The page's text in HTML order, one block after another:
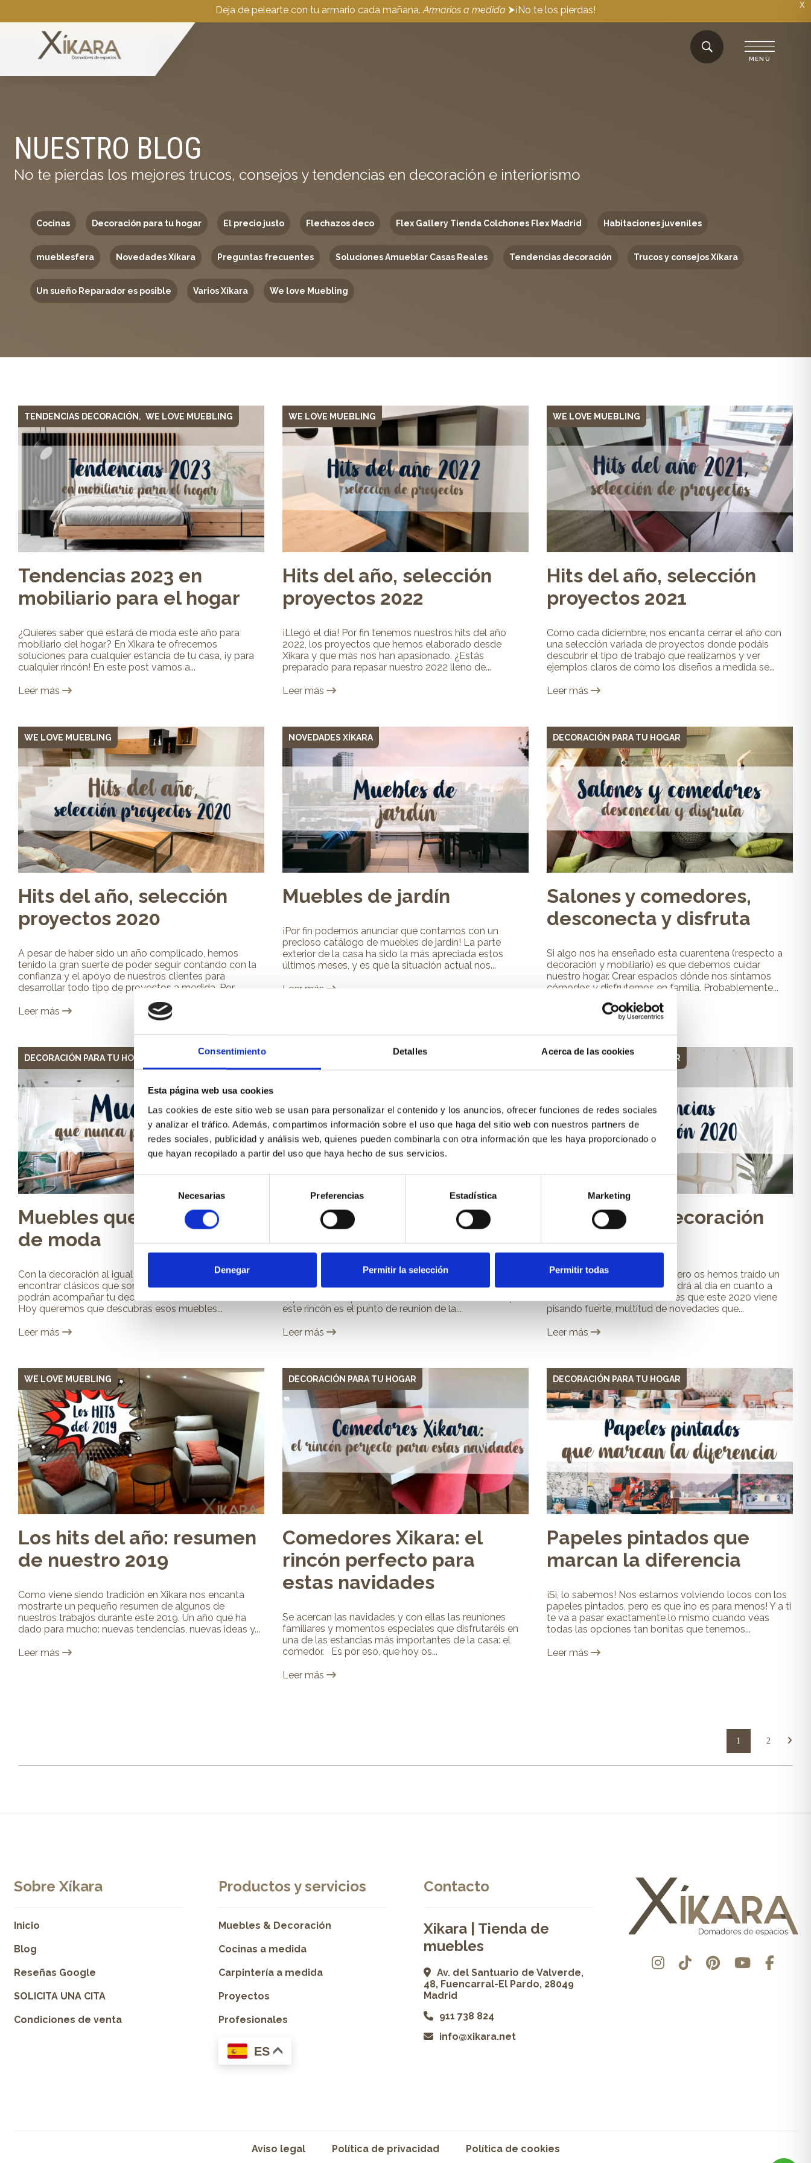
Consentimiento Detalles Acerca de las cookies
Esta página web usa cookies
Las cookies de este sitio web se usan para personalizar el contenido y los anuncios, ofrecer funciones de redes sociales
y analizar el tráfico. Además, compartimos información sobre el uso que haga del sitio web con nuestros partners de
redes sociales, publicidad y análisis web, quienes pueden combinarla con otra información que les haya proporcionado o
que hayan recopilado a partir del uso que haya hecho de sus servicios.
Selección
de
consentimiento
Necesarias Preferencias Estadística Marketing
Denegar Permitir la selección Permitir todas
X
Deja de pelearte con tu armario cada mañana. Armarios a medida ⮞¡No te los pierdas!
NUESTRO BLOG
No te pierdas los mejores trucos, consejos y tendencias en decoración e interiorismo
Cocinas Decoración para tu hogar El precio justo Flechazos deco Flex Gallery Tienda Colchones Flex Madrid Habitaciones juveniles
mueblesfera Novedades Xíkara Preguntas frecuentes Soluciones Amueblar Casas Reales Tendencias decoración Trucos y consejos Xíkara
Un sueño Reparador es posible Varios Xíkara We love Muebling
TENDENCIAS DECORACIÓN , WE LOVE MUEBLING
Tendencias 2023 en
mobiliario para el hogar
¿Quieres saber qué estará de moda este año para
mobiliario del hogar? En Xikara te ofrecemos
soluciones para cualquier estancia de tu casa, ¡y para
cualquier rincón! En este post vamos a...
Leer más
WE LOVE MUEBLING
Hits del año, selección
proyectos 2022
¡Llegó el día! Por fin tenemos nuestros hits del año
2022, los proyectos que hemos elaborado desde
Xikara y que más nos han apasionado. ¿Estás
preparado para repasar nuestro 2022 lleno de...
Leer más
WE LOVE MUEBLING
Hits del año, selección
proyectos 2021
Como cada diciembre, nos encanta cerrar el año con
una selección variada de proyectos donde podáis
descubrir el tipo de trabajo que realizamos y ver
ejemplos claros de como los diseños a medida se...
Leer más
WE LOVE MUEBLING
Hits del año, selección
proyectos 2020
A pesar de haber sido un año complicado, hemos
tenido la gran suerte de poder seguir contando con la
confianza y el apoyo de nuestros clientes para
desarrollar todo tipo de proyectos a medida. Por...
Leer más
NOVEDADES XÍKARA
Muebles de jardín
¡Por fin podemos anunciar que contamos con un
precioso catálogo de muebles de jardín! La parte
exterior de la casa ha sido la más apreciada estos
últimos meses, y es que la situación actual nos...
Leer más
DECORACIÓN PARA TU HOGAR
Salones y comedores,
desconecta y disfruta
Si algo nos ha enseñado esta cuarentena (respecto a
decoración y mobiliario) es que debemos cuidar
nuestro hogar. Crear espacios dónde nos sintamos
cómodos y disfrutemos en familia. Probablemente...
DECORACIÓN PARA TU HOGAR
Muebles que nunca pasan
de moda
Con la decoración al igual que con la moda, podemos
encontrar clásicos que son siempre un acierto y que
podrán acompañar tu deco durante muchísimos años.
Hoy queremos que descubras esos muebles...
Leer más
DECORACIÓN PARA TU HOGAR
Salones, espacios para
toda la familia
¡Bienvenidxs de nuevo a nuestro blog! Hoy vamos a
dedicar este post a uno de los espacios mas
este rincón es el punto de reunión de la...
Leer más
DECORACIÓN PARA TU HOGAR
Tendencias decoración
2020
Nos hemos hecho de rogar, pero os hemos traído un
increíble resumen que os pondrá al día en cuanto a
novedades en decoración. Y es que este 2020 viene
pisando fuerte, multitud de novedades que...
Leer más
WE LOVE MUEBLING
Los hits del año: resumen
de nuestro 2019
Como viene siendo tradición en Xikara nos encanta
mostrarte un pequeño resumen de algunos de
nuestros trabajos durante este 2019. Un año que ha
dado para mucho: nuevas tendencias, nuevas ideas y...
Leer más
DECORACIÓN PARA TU HOGAR
Comedores Xikara: el
rincón perfecto para
estas navidades
Se acercan las navidades y con ellas las reuniones
familiares y momentos especiales que disfrutaréis en
una de las estancias más importantes de la casa: el
comedor. Es por eso, que hoy os...
Leer más
DECORACIÓN PARA TU HOGAR
Papeles pintados que
marcan la diferencia
¡Si, lo sabemos! Nos estamos volviendo locos con los
papeles pintados, pero es que ¡no es para menos! Y a ti
te va a pasar exactamente lo mismo cuando veas
todas las opciones tan bonitas que tenemos...
Leer más
1 2
Sobre Xíkara
Inicio
Blog
Reseñas Google
SOLICITA UNA CITA
Condiciones de venta
Productos y servicios
Muebles & Decoración
Cocinas a medida
Carpintería a medida
Proyectos
Profesionales
ES
Contacto
Xikara | Tienda de
muebles
Av. del Santuario de Valverde,
48, Fuencarral-El Pardo, 28049
Madrid
911 738 824
info@xikara.net
Aviso legal Política de privacidad Política de cookies